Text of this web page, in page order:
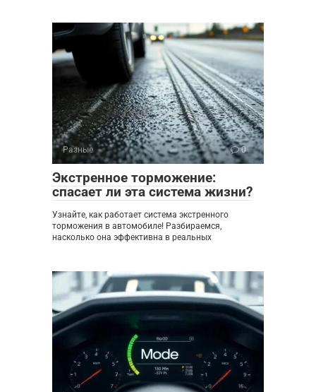
Разные 0
Экстренное торможение:
спасает ли эта система жизни?
Узнайте, как работает система экстренного
торможения в автомобиле! Разбираемся,
насколько она эффективна в реальных